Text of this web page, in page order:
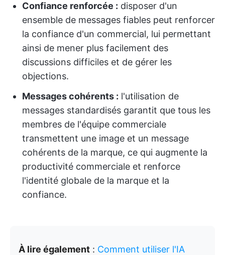
Confiance renforcée : disposer d'un
ensemble de messages fiables peut renforcer
la confiance d'un commercial, lui permettant
ainsi de mener plus facilement des
discussions difficiles et de gérer les
objections.
Messages cohérents : l'utilisation de
messages standardisés garantit que tous les
membres de l'équipe commerciale
transmettent une image et un message
cohérents de la marque, ce qui augmente la
productivité commerciale et renforce
l'identité globale de la marque et la
confiance.
À lire également : Comment utiliser l'IA